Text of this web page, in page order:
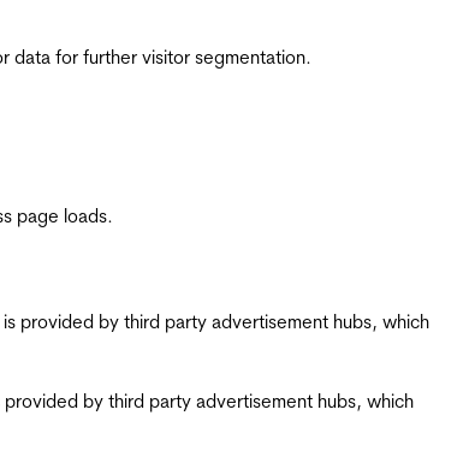
data for further visitor segmentation.
page loads.
provided by third party advertisement hubs, which
by third party advertisement hubs, which